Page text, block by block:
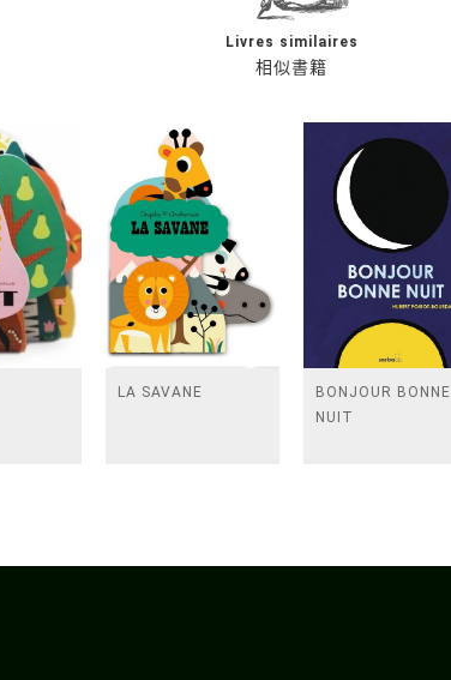
相似書籍
Livres similaires
LA SAVANE
BONJOUR BONNE
NUIT